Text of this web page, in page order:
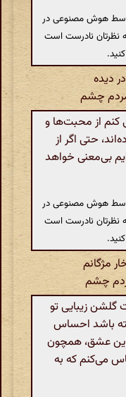
هوش مصنوعی در
نظرتان نادرست است
دیده
چشم
کنم از محبت‌ها و
حتی اگر از
بی‌معنی خواهد
هوش مصنوعی در
نظرتان نادرست است
مژگانم
چشم
زیبایی تو
باشد احساس
این عشق، همچون
می‌کنم که به